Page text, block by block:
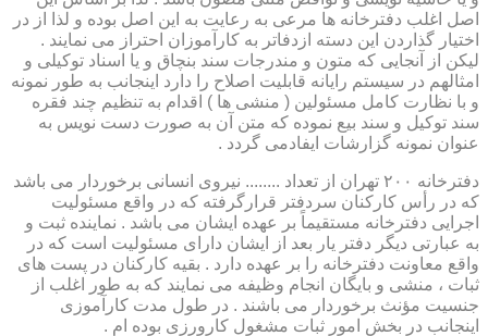
اصل اغلب دفترخانه ها مرعی به رعایت به این اصل بوده و لذا از در
اختیار گذاردن این دسته ازدفاتر به کارآموزان احتراز می نمایند .
لیکن از آنجایی که متون و مندرجات سند بنچاق و یا اسناد توکیلی و
امثالهم در سیستم رایانه قابلیت اصلاح را دارد اینجانب به طور نمونه
و با نظارت کامل مسئولین ( منشی ها ) اقدام به تنظیم چند فقره
سند توکیل و سند بیع نموده که متن آن به صورت دست نویس به
عنوان نمونه گزارشات ایفادمی گردد .
دفترخانه ۲۰۰ تهران از تعداد ........ نیروی انسانی برخوردار می باشد
که در رأس کارکنان سردفتر قرارگرفته که در واقع مسئولیت
اجرایی دفترخانه مستقیماً بر عهده ایشان می باشد . نماینده ثبت و
به عبارتی دیگر دفتر یار بعد از ایشان دارای مسئولیت است که در
واقع معاونت دفترخانه را بر عهده دارد . بقیه کارکنان در پست های
ثبات ، منشی و بایگان انجام وظیفه می نمایند که به طور اغلب از
جنسیت مؤنث برخوردار می باشند . در طول مدت کارآموزی
اینجانب در بخش امور ثبات مشغول کارورزی بوده ام .